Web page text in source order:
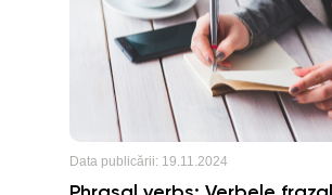
procesul de cunoaștere într-o
captivantă și cuprinzătoare.
Data publicării: 19.11.2024